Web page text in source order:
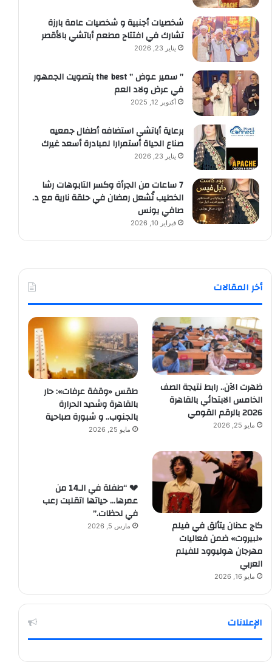
شخصيات أجنبية و شخصيات عامة بارزة
تشارك في افتتاح مطعم أباتشي بالأقصر
يناير 23, 2026
” سمير عوض ” the best بتصويت الجمهور
في عرض ولاد العم
أكتوبر 12, 2025
برعاية أباتشي استضافه أطفال جمعيه
صناع الحياة أستمرارا لمبادرة أسعد غيرك
يناير 23, 2026
7 ساعات من الجرأة وكسر التابوهات رشا
الخطيب تُشعل رمضان في حلقة نارية مع د.
صافي يونس
فبراير 10, 2026
أخر المقالات
ظهرت الآن.. رابط نتيجة الصف
الخامس الابتدائي بالقاهرة
2026 بالرقم القومي
مايو 25, 2026
طقس «وقفة عرفات»: حار
بالقاهرة وشديد الحرارة
بالجنوب.. و شبورة صباحية
مايو 25, 2026
كاج عدنان يتألق في فيلم
«لبيروت» ضمن فعاليات
مهرجان هوليوود للفيلم
العربي
مايو 16, 2026
💔 “طفلة في الـ14 من
عمرها… حياتها اتقلبت رعب
في لحظات.”
مارس 5, 2026
الإعلانات